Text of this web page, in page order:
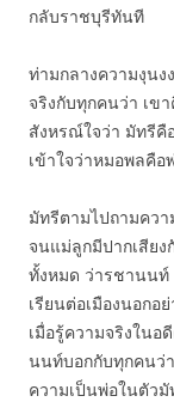
กลับราชบุรีทันที
ท่ามกลางความงุน
จริงกับทุกคนว่า เข
สังหรณ์ใจว่า มัทรีคื
เข้าใจว่าหมอพลคือ
มัทรีตามไปถามควา
จนแม่ลูกมีปากเสียง
ทั้งหมด ว่ารชานนท์
เรียนต่อเมืองนอกอ
เมื่อรู้ความจริงใน
นนท์บอกกับทุกคนว่
ความเป็นพ่อในตัว